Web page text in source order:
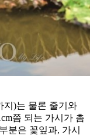
지)는 물론 줄기와
쯤 되는 가시가 촘
분은 꽃잎과, 가시